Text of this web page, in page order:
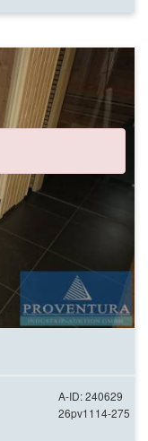
A-ID: 240629
26pv1114-275